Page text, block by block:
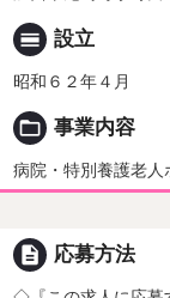
calendar_view_day 設立
昭和６２年４月
folder_open 事業内容
病院・特別養護老
description 応募方法